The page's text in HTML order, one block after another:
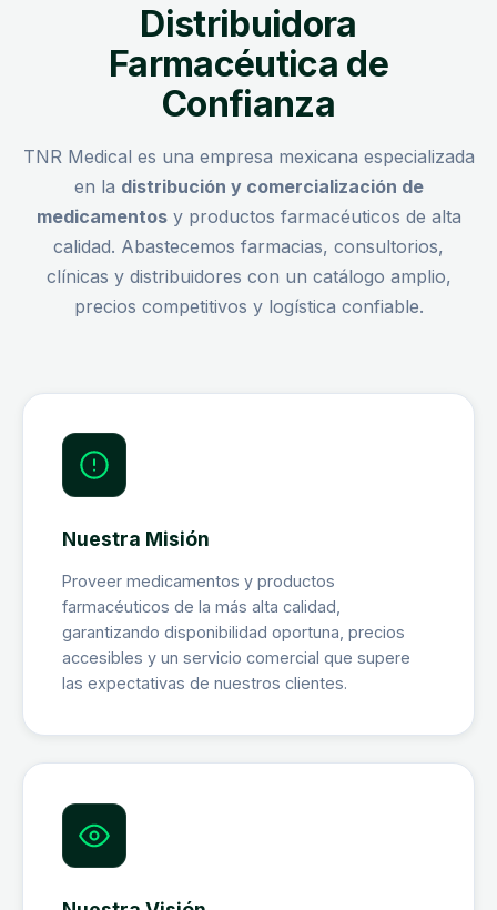
Distribuidora
Farmacéutica de
Confianza
TNR Medical es una empresa mexicana especializada
en la distribución y comercialización de
medicamentosy productos farmacéuticos de alta
calidad. Abastecemos farmacias, consultorios,
clínicas y distribuidores con un catálogo amplio,
precios competitivos y logística confiable.
Nuestra Misión
Proveer medicamentos y productos
farmacéuticos de la más alta calidad,
garantizando disponibilidad oportuna, precios
accesibles y un servicio comercial que supere
las expectativas de nuestros clientes.